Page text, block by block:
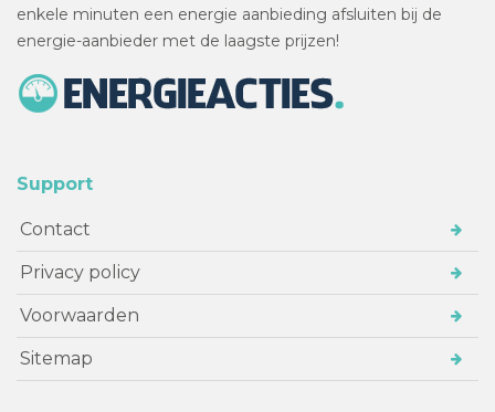
enkele minuten een energie aanbieding afsluiten bij de
energie-aanbieder met de laagste prijzen!
Support
Contact
Privacy policy
Voorwaarden
Sitemap